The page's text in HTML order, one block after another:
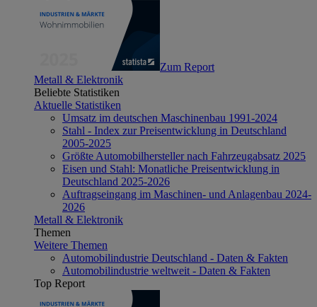
Zum Report
Metall & Elektronik
Beliebte Statistiken
Aktuelle Statistiken
Umsatz im deutschen Maschinenbau 1991-2024
Stahl - Index zur Preisentwicklung in Deutschland
2005-2025
Größte Automobilhersteller nach Fahrzeugabsatz 2025
Eisen und Stahl: Monatliche Preisentwicklung in
Deutschland 2025-2026
Auftragseingang im Maschinen- und Anlagenbau 2024-
2026
Metall & Elektronik
Themen
Weitere Themen
Automobilindustrie Deutschland - Daten & Fakten
Automobilindustrie weltweit - Daten & Fakten
Top Report